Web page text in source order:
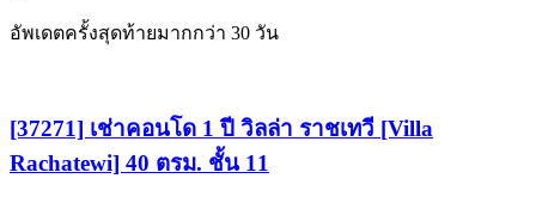
อัพเดตครั้งสุดท้ายมากกว่า 30 วัน
[37271] เช่าคอนโด 1 ปี วิลล่า ราชเทวี [Villa
Rachatewi] 40 ตรม. ชั้น 11